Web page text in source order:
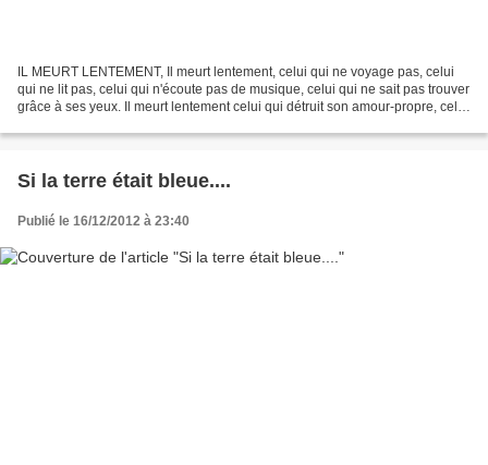
IL MEURT LENTEMENT, Il meurt lentement, celui qui ne voyage pas, celui
qui ne lit pas, celui qui n'écoute pas de musique, celui qui ne sait pas trouver
grâce à ses yeux. Il meurt lentement celui qui détruit son amour-propre, celui
Si la terre était bleue....
Publié le 16/12/2012 à 23:40